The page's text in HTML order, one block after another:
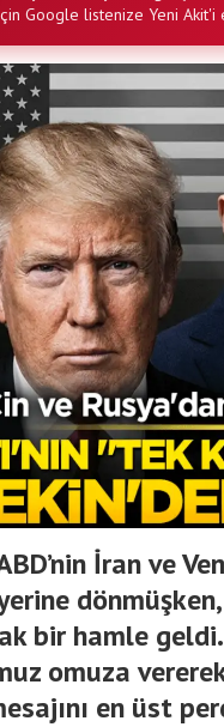
Google listenize Yeni Akit'i
İran ve
bir hamle
omuza
en üst